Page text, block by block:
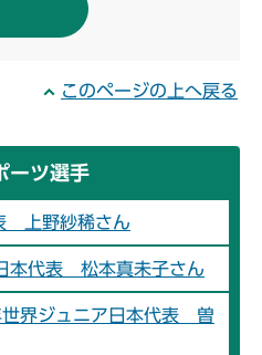
このページの上へ戻る
ーツ選手
上野紗稀さん
本代表 松本真未子さん
界ジュニア日本代表 曽